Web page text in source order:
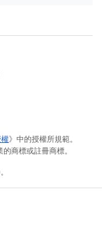
》中的授權所規範。
商標或註冊商標。